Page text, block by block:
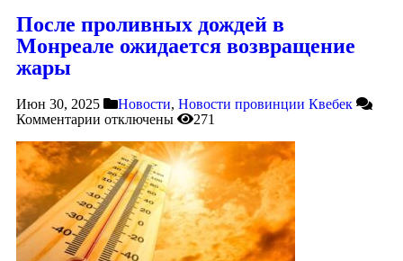
После проливных дождей в
Монреале ожидается возвращение
жары
Июн 30, 2025 Новости, Новости провинции Квебек
Комментарии отключены 271